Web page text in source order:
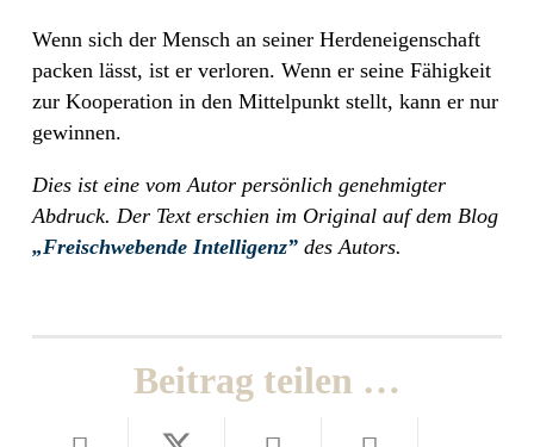
Wenn sich der Mensch an seiner Herdeneigenschaft
packen lässt, ist er verloren. Wenn er seine Fähigkeit
zur Kooperation in den Mittelpunkt stellt, kann er nur
gewinnen.
Dies ist eine vom Autor persönlich genehmigter
Abdruck. Der Text erschien im Original auf dem Blog
„Freischwebende Intelligenz” des Autors.
Beitrag teilen …